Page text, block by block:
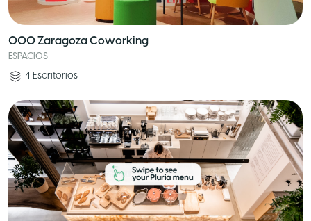
OOO Zaragoza Coworking
ESPACIOS
4 Escritorios